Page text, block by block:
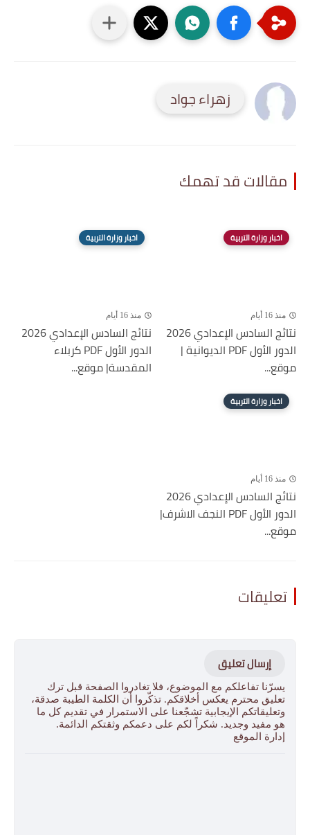
زهراء جواد
مقالات قد تهمك
اخبار وزارة التربية
منذ 16 أيام
نتائج السادس الإعدادي 2026
الدور الأول PDF الديوانية |
موقع...
اخبار وزارة التربية
منذ 16 أيام
نتائج السادس الإعدادي 2026
الدور الأول PDF كربلاء
المقدسة| موقع...
اخبار وزارة التربية
منذ 16 أيام
نتائج السادس الإعدادي 2026
الدور الأول PDF النجف الاشرف|
موقع...
تعليقات
إرسال تعليق
يسرّنا تفاعلكم مع الموضوع، فلا تغادروا الصفحة قبل ترك
تعليق محترم يعكس أخلاقكم. تذكّروا أن الكلمة الطيبة صدقة،
وتعليقاتكم الإيجابية تشجّعنا على الاستمرار في تقديم كل ما
هو مفيد وجديد. شكراً لكم على دعمكم وثقتكم الدائمة.
إدارة الموقع